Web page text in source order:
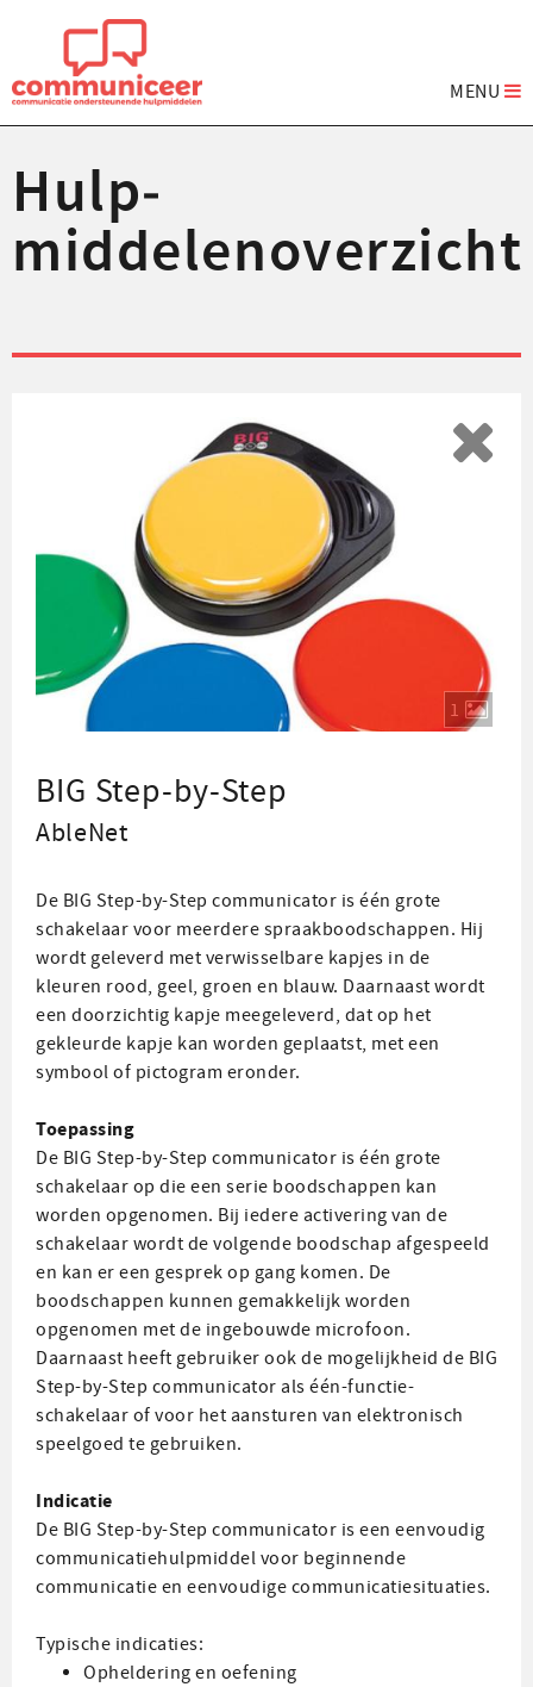
MENU
Hulp­
middelenoverzicht
1
BIG Step-by-Step
AbleNet
De BIG Step-by-Step communicator is één grote
schakelaar voor meerdere spraakboodschappen. Hij
wordt geleverd met verwisselbare kapjes in de
kleuren rood, geel, groen en blauw. Daarnaast wordt
een doorzichtig kapje meegeleverd, dat op het
gekleurde kapje kan worden geplaatst, met een
symbool of pictogram eronder.
Toepassing
De BIG Step-by-Step communicator is één grote
schakelaar op die een serie boodschappen kan
worden opgenomen. Bij iedere activering van de
schakelaar wordt de volgende boodschap afgespeeld
en kan er een gesprek op gang komen. De
boodschappen kunnen gemakkelijk worden
opgenomen met de ingebouwde microfoon.
Daarnaast heeft gebruiker ook de mogelijkheid de BIG
Step-by-Step communicator als één-functie-
schakelaar of voor het aansturen van elektronisch
speelgoed te gebruiken.
Indicatie
De BIG Step-by-Step communicator is een eenvoudig
communicatiehulpmiddel voor beginnende
communicatie en eenvoudige communicatiesituaties.
Typische indicaties:
Opheldering en oefening